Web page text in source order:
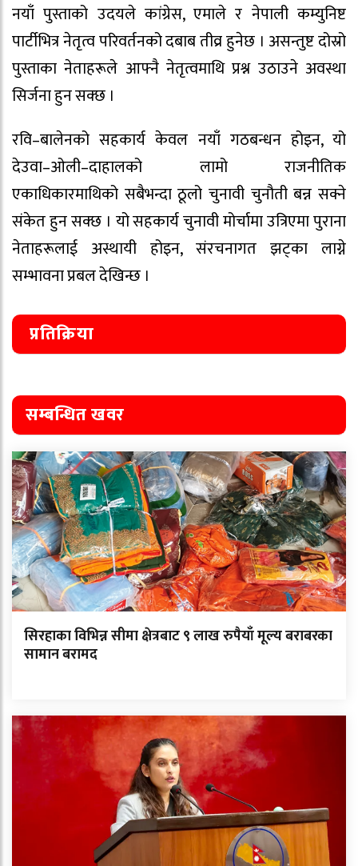
नयाँ पुस्ताको उदयले कांग्रेस, एमाले र नेपाली कम्युनिष्ट
पार्टीभित्र नेतृत्व परिवर्तनको दबाब तीव्र हुनेछ । असन्तुष्ट दोस्रो
पुस्ताका नेताहरूले आफ्नै नेतृत्वमाथि प्रश्न उठाउने अवस्था
सिर्जना हुन सक्छ ।
रवि–बालेनको सहकार्य केवल नयाँ गठबन्धन होइन, यो
देउवा–ओली–दाहालको लामो राजनीतिक
एकाधिकारमाथिको सबैभन्दा ठूलो चुनावी चुनौती बन्न सक्ने
संकेत हुन सक्छ । यो सहकार्य चुनावी मोर्चामा उत्रिएमा पुराना
नेताहरूलाई अस्थायी होइन, संरचनागत झट्का लाग्ने
सम्भावना प्रबल देखिन्छ ।
प्रतिक्रिया
सम्बन्धित खवर
सिरहाका विभिन्न सीमा क्षेत्रबाट ९ लाख रुपैयाँ मूल्य बराबरका
सामान बरामद